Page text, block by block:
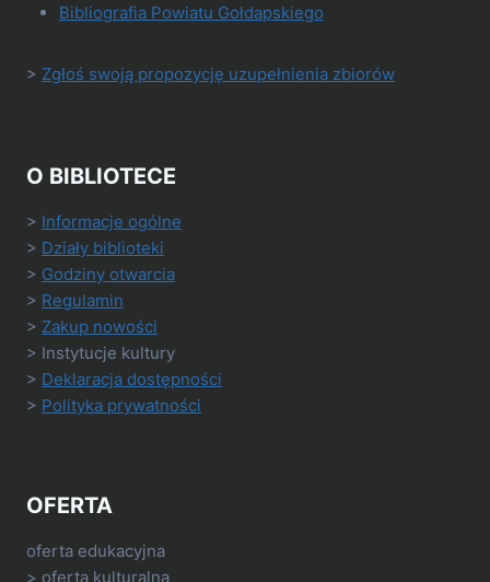
Bibliografia Powiatu Gołdapskiego
> Zgłoś swoją propozycję uzupełnienia zbiorów
O BIBLIOTECE
> Informacje ogólne
> Działy biblioteki
> Godziny otwarcia
> Regulamin
> Zakup nowości
> Instytucje kultury
> Deklaracja dostępności
> Polityka prywatności
OFERTA
oferta edukacyjna
> oferta kulturalna